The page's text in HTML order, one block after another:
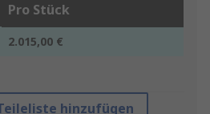
Pro Stück
2.015,00 €
hinzufügen